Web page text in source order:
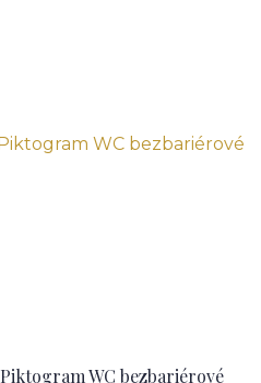
Piktogram WC bezbariérové